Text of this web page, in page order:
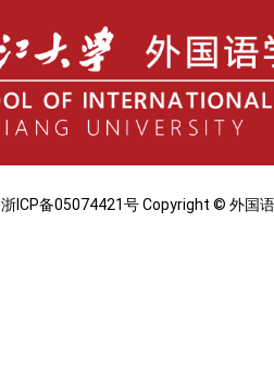
浙ICP备05074421号 Copyright © 外国